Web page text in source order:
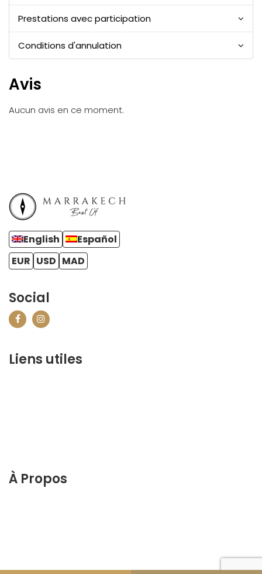
Prestations avec participation
Conditions d'annulation
Avis
Aucun avis en ce moment.
English
Español
EUR USD MAD
Social
Liens utiles
À Propos